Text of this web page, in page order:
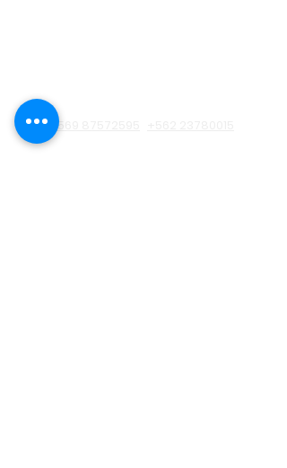
Información de contacto
+569 87572595